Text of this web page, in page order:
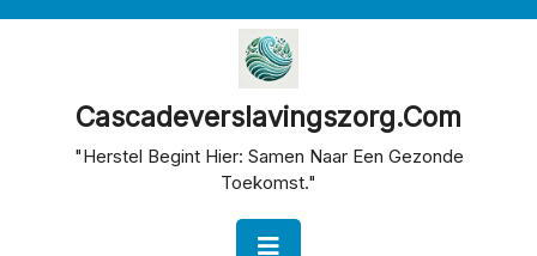
Cascadeverslavingszorg.com
"Herstel Begint Hier: Samen Naar Een Gezonde
Toekomst."